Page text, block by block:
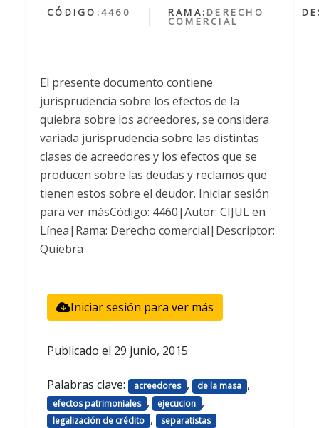
CÓDIGO:4460 RAMA: DERECHO
COMERCIAL
El presente documento contiene
jurisprudencia sobre los efectos de la
quiebra sobre los acreedores, se considera
variada jurisprudencia sobre las distintas
clases de acreedores y los efectos que se
producen sobre las deudas y reclamos que
tienen estos sobre el deudor. Iniciar sesión
para ver másCódigo: 4460|Autor: CIJUL en
Línea|Rama: Derecho comercial|Descriptor:
Quiebra
Iniciar sesión para ver más
Publicado el 29 junio, 2015
Palabras clave: acreedores , de la masa ,
efectos patrimoniales , ejecucion ,
legalización de crédito , separatistas